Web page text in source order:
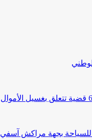
للسياحة بجهة مراكش آسفي